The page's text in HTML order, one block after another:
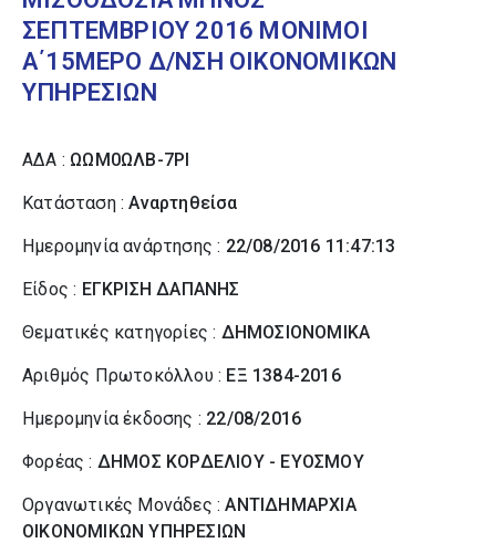
ΣΕΠΤΕΜΒΡΙΟΥ 2016 ΜΟΝΙΜΟΙ
Α΄15ΜΕΡΟ Δ/ΝΣΗ ΟΙΚΟΝΟΜΙΚΩΝ
ΥΠΗΡΕΣΙΩΝ
ΑΔΑ : ΩΩΜ0ΩΛΒ-7ΡΙ
Κατάσταση :Αναρτηθείσα
Ημερομηνία ανάρτησης : 22/08/2016 11:47:13
Είδος : ΕΓΚΡΙΣΗ ΔΑΠΑΝΗΣ
Θεματικές κατηγορίες : ΔΗΜΟΣΙΟΝΟΜΙΚΑ
Αριθμός Πρωτοκόλλου : ΕΞ 1384-2016
Ημερομηνία έκδοσης : 22/08/2016
Φορέας : ΔΗΜΟΣ ΚΟΡΔΕΛΙΟΥ - ΕΥΟΣΜΟΥ
Οργανωτικές Μονάδες :ΑΝΤΙΔΗΜΑΡΧΙΑ
ΟΙΚΟΝΟΜΙΚΩΝ ΥΠΗΡΕΣΙΩΝ